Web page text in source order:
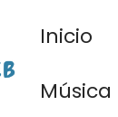
Inicio
Música